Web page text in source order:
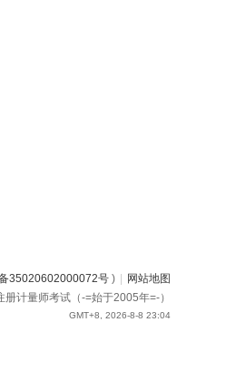
35020602000072号 )
网站地图
计量师考试（-=始于2005年=-）
GMT+8, 2026-8-8 23:04